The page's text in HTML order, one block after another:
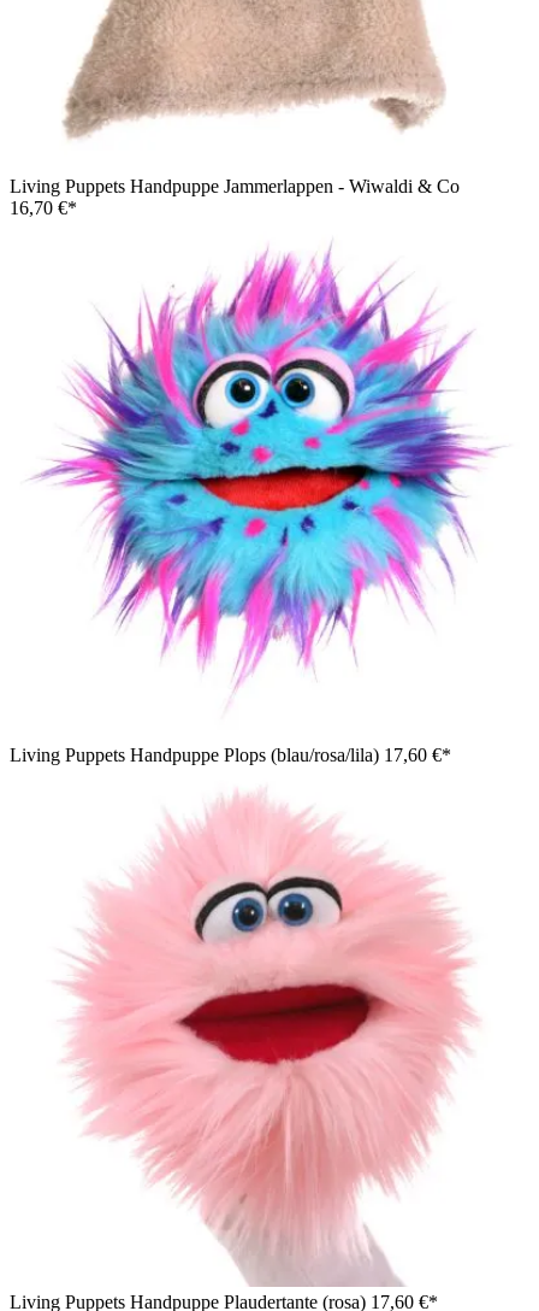
Living Puppets Handpuppe Jammerlappen - Wiwaldi & Co
16,70 €*
Living Puppets Handpuppe Plops (blau/rosa/lila) 17,60 €*
Living Puppets Handpuppe Plaudertante (rosa) 17,60 €*